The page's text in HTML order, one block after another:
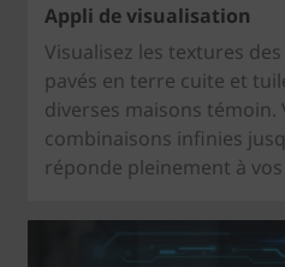
Appli de visualisation
Visualisez les textures
pavés en terre cuite et
diverses maisons témoin.
combinaisons infinies
réponde pleinement à